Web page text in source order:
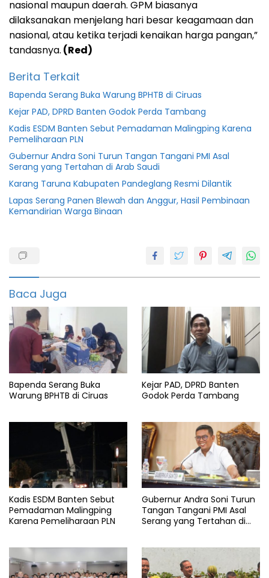
nasional maupun daerah. GPM biasanya
dilaksanakan menjelang hari besar keagamaan dan
nasional, atau ketika terjadi kenaikan harga pangan,”
tandasnya. (Red)
Berita Terkait
Bapenda Serang Buka Warung BPHTB di Ciruas
Kejar PAD, DPRD Banten Godok Perda Tambang
Kadis ESDM Banten Sebut Pemadaman Malingping Karena
Pemeliharaan PLN
Gubernur Andra Soni Turun Tangan Tangani PMI Asal
Serang yang Tertahan di Arab Saudi
Karang Taruna Kabupaten Pandeglang Resmi Dilantik
Lapas Serang Panen Blewah dan Anggur, Hasil Pembinaan
Kemandirian Warga Binaan
Hut
Pangan
Banten
Pangan
Murah
Baca Juga
Bapenda Serang Buka
Warung BPHTB di Ciruas
Kejar PAD, DPRD Banten
Godok Perda Tambang
Kadis ESDM Banten Sebut
Pemadaman Malingping
Karena Pemeliharaan PLN
Gubernur Andra Soni Turun
Tangan Tangani PMI Asal
Serang yang Tertahan di